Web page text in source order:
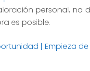
personal,
es posible.
| Empieza